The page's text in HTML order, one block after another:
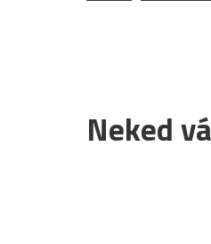
Neked